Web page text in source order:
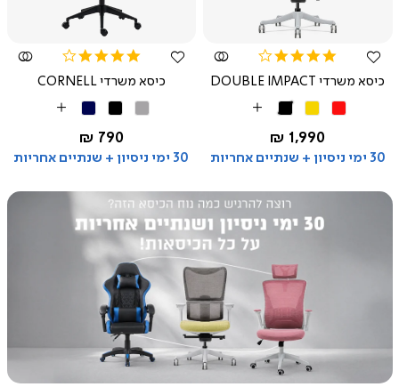
מהירה
4.2
rating
כיסא משרדי DOUBLE IMPACT
צהוב שחור
More
Colors
החל מ-
1,990 ₪
30 ימי ניסיון + שנתיים אחריות
מהירה
rating
כיסא משרדי CORNELL
כחול
More
Colors
החל מ-
790 ₪
30 ימי ניסיון + שנתיים אחריות
|